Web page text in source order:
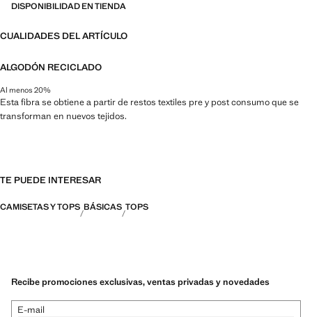
DISPONIBILIDAD EN TIENDA
CUALIDADES DEL ARTÍCULO
ALGODÓN RECICLADO
Al menos 20%
Esta fibra se obtiene a partir de restos textiles pre y post consumo que se
transforman en nuevos tejidos.
TE PUEDE INTERESAR
CAMISETAS Y TOPS BÁSICAS TOPS
Recibe promociones exclusivas, ventas privadas y novedades
E-mail